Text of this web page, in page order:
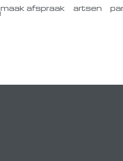
maak afspraak artsen